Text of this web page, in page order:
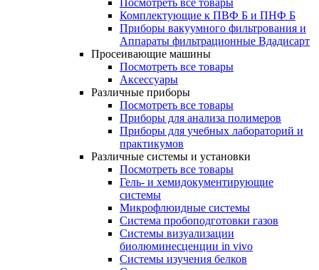
Посмотреть все товары
Комплектующие к ПВФ Б и ПНФ Б
Приборы вакуумного фильтрования и
Аппараты фильтрационные Вдадисарт
Просеивающие машины
Посмотреть все товары
Аксессуары
Различные приборы
Посмотреть все товары
Приборы для анализа полимеров
Приборы для учебных лабораторий и
практикумов
Различные системы и установки
Посмотреть все товары
Гель- и хемидокументирующие
системы
Микрофлюидные системы
Система пробоподготовки газов
Системы визуализации
биолюминесценции in vivo
Системы изучения белков